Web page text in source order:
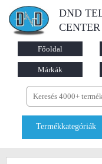
DND
Főoldal
Márkák
Termékkategóriák